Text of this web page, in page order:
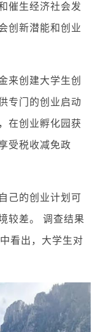
催生经济社会发
创新潜能和创业
来创建大学生创
专门的创业启动
在创业孵化园获
受税收减免政
己的创业计划可
较差。 调查结果
看出，大学生对